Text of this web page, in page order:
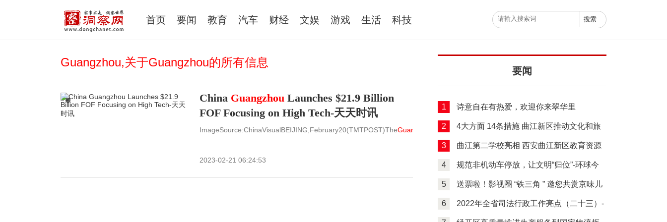
首页 要闻 教育 汽车 财经 文娱 游戏 生活 科技
Guangzhou,关于Guangzhou的所有信息
China Guangzhou Launches $21.9 Billion
FOF Focusing on High Tech-天天时讯
ImageSource:ChinaVisualBEIJING,February20(TMTPOST)TheGuangzhou Industr
2023-02-21 06:24:53
要闻
1 诗意自在有热爱，欢迎你来翠华里
2
4大方面 14条措施 曲江新区推动文化和旅
游产业深度融合高质量发展-天天滚动
3
曲江第二学校亮相 西安曲江新区教育资源
4
规范非机动车停放，让文明“归位”-环球今
5
送票啦！影视圈 “铁三角 ” 邀您共赏京味儿
6
2022年全省司法行政工作亮点（二十三）-